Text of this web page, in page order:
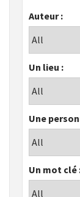
Auteur :
Un lieu :
Une
Un mot clé